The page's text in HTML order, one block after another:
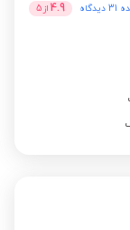
4.9 از 5